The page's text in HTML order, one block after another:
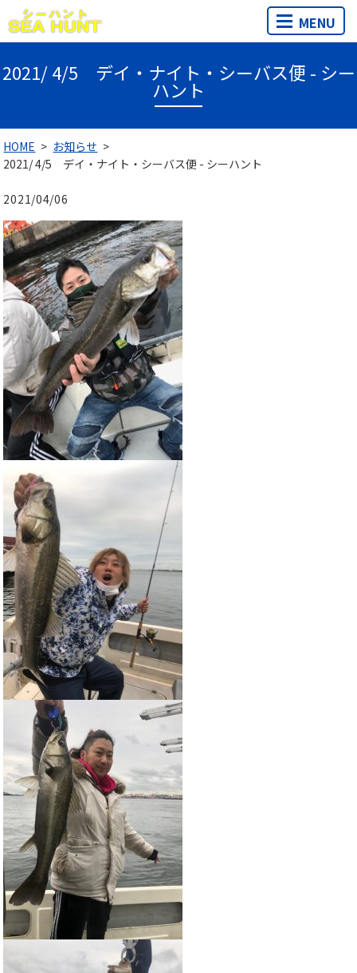
MENU
2021/ 4/5 デイ・ナイト・シーバス便 - シー
ハント
HOME
お知らせ
2021/ 4/5 デイ・ナイト・シーバス便 - シーハント
2021/04/06